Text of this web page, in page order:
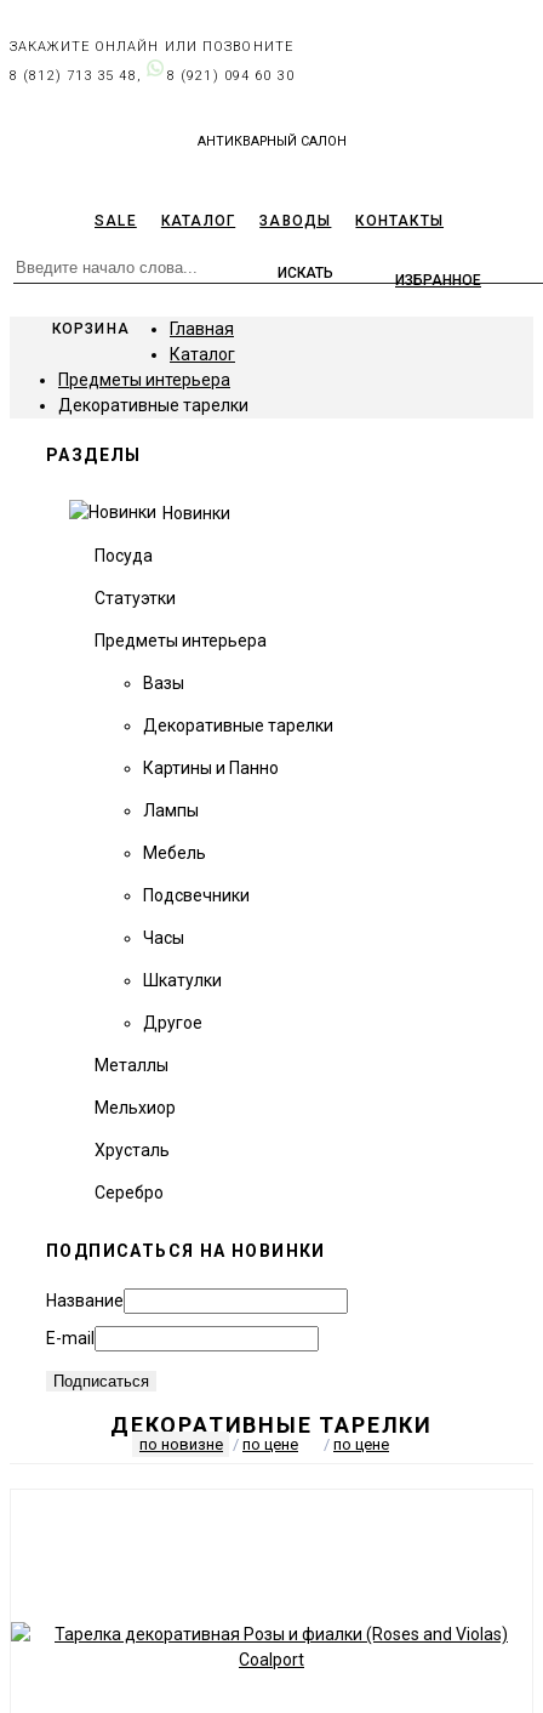
ЗАКАЖИТЕ ОНЛАЙН ИЛИ ПОЗВОНИТЕ
8 (812) 713 35 48,
8 (921) 094 60 30
АНТИКВАРНЫЙ САЛОН
SALE КАТАЛОГ ЗАВОДЫ КОНТАКТЫ
ИЗБРАННОЕ
КОРЗИНА
Главная
Каталог
Предметы интерьера
Декоративные тарелки
РАЗДЕЛЫ
Новинки
Посуда
Статуэтки
Предметы интерьера
Вазы
Декоративные тарелки
Картины и Панно
Лампы
Мебель
Подсвечники
Часы
Шкатулки
Другое
Металлы
Мельхиор
Хрусталь
Серебро
ПОДПИСАТЬСЯ НА НОВИНКИ
Название
E-mail
ДЕКОРАТИВНЫЕ ТАРЕЛКИ
по новизне / по цене / по цене